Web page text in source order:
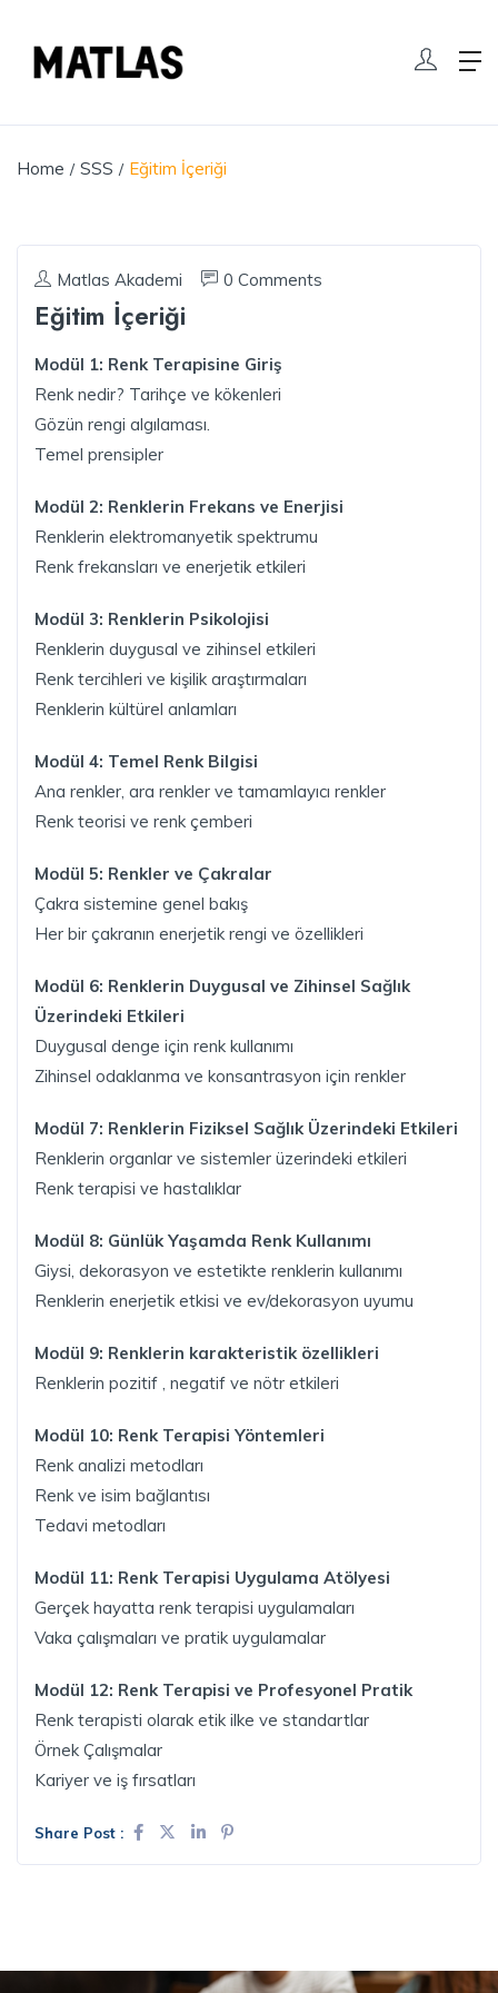
Home SSS Eğitim İçeriği
Matlas Akademi 0 Comments
Eğitim İçeriği
Modül 1: Renk Terapisine Giriş
Renk nedir? Tarihçe ve kökenleri
Gözün rengi algılaması.
Temel prensipler
Modül 2: Renklerin Frekans ve Enerjisi
Renklerin elektromanyetik spektrumu
Renk frekansları ve enerjetik etkileri
Modül 3: Renklerin Psikolojisi
Renklerin duygusal ve zihinsel etkileri
Renk tercihleri ve kişilik araştırmaları
Renklerin kültürel anlamları
Modül 4: Temel Renk Bilgisi
Ana renkler, ara renkler ve tamamlayıcı renkler
Renk teorisi ve renk çemberi
Modül 5: Renkler ve Çakralar
Çakra sistemine genel bakış
Her bir çakranın enerjetik rengi ve özellikleri
Modül 6: Renklerin Duygusal ve Zihinsel Sağlık
Üzerindeki Etkileri
Duygusal denge için renk kullanımı
Zihinsel odaklanma ve konsantrasyon için renkler
Modül 7: Renklerin Fiziksel Sağlık Üzerindeki Etkileri
Renklerin organlar ve sistemler üzerindeki etkileri
Renk terapisi ve hastalıklar
Modül 8: Günlük Yaşamda Renk Kullanımı
Giysi, dekorasyon ve estetikte renklerin kullanımı
Renklerin enerjetik etkisi ve ev/dekorasyon uyumu
Modül 9: Renklerin karakteristik özellikleri
Renklerin pozitif , negatif ve nötr etkileri
Modül 10: Renk Terapisi Yöntemleri
Renk analizi metodları
Renk ve isim bağlantısı
Tedavi metodları
Modül 11: Renk Terapisi Uygulama Atölyesi
Gerçek hayatta renk terapisi uygulamaları
Vaka çalışmaları ve pratik uygulamalar
Modül 12: Renk Terapisi ve Profesyonel Pratik
Renk terapisti olarak etik ilke ve standartlar
Örnek Çalışmalar
Kariyer ve iş fırsatları
Share Post :